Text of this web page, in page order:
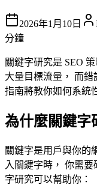
2026年1月10日
分鐘
關鍵字研究是 SEO
大量目標流量， 而
指南將教你如何系統
為什麼關鍵字
關鍵字是用戶與你的
入關鍵字時， 你需
字研究可以幫助你：